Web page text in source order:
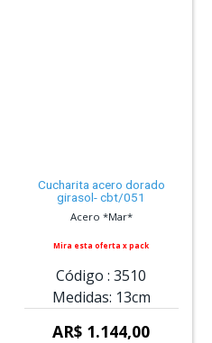
Cucharita acero dorado
girasol- cbt/051
Acero *Mar*
Mira esta oferta x pack
Código : 3510
Medidas: 13cm
AR$ 1.144,00